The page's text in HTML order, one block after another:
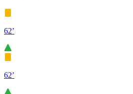
62’
62’